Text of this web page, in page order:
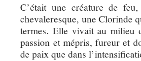
C’était une créature de
chevaleresque, une Clorinde
termes. Elle vivait au milieu
passion et mépris, fureur et
de paix que dans